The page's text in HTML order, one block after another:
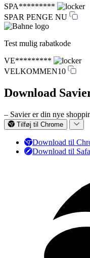
SPA*********
SPAR PENGE NU
Test mulig rabatkode
VE*********
VELKOMMEN10
Download
– Savier er din nye
Tilføj til Chrome
Download til
Download til